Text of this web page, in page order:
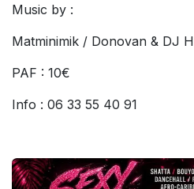
Music by :
Matminimik / Donovan & DJ H
PAF : 10€
Info : 06 33 55 40 91